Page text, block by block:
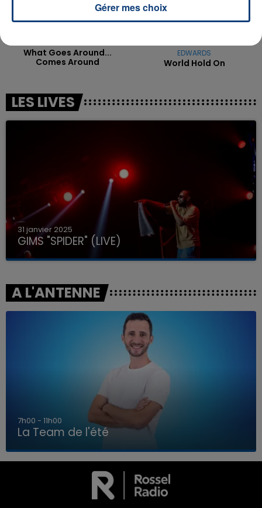
LA TEAM DE L'ÉTÉ
What Goes Around...
Comes Around
EDWARDS
World Hold On
LES LIVES
31 janvier 2025
GIMS "SPIDER" (LIVE)
A L'ANTENNE
7h00 - 11h00
La Team de l'été
Gérer mes choix